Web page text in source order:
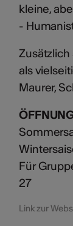
kleine,
-
als
Maurer,
Für
27
Link zur